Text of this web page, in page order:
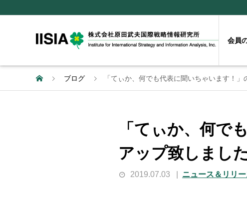
会員
ブログ 「てぃか、何でも代表に聞いちゃいます！」
「てぃか、何で
アップ致しました
2019.07.03 ニュース＆リリ